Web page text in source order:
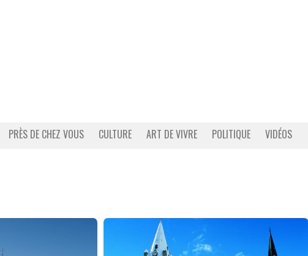
PRÈS DE CHEZ VOUS CULTURE ART DE VIVRE POLITIQUE VIDÉOS